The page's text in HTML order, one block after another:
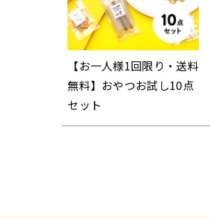
【お一人様1回限り・送料
無料】おやつお試し10点
セット